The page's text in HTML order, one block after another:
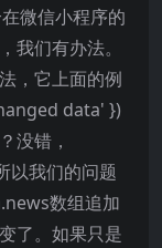
微信小程序的
我们有办法。
，它上面的例
data' })
没错，
以我们的问题
数组追加
了。如果只是